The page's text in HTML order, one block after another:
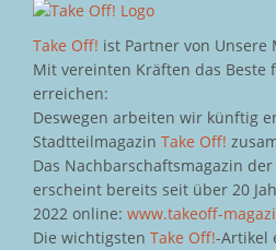
Take Off! ist Partner von Unsere
Mit vereinten Kräften das Beste
erreichen:
Deswegen arbeiten wir künftig
Stadtteilmagazin Take Off!
Das Nachbarschaftsmagazin
erscheint bereits seit über 20
2022 online: www.takeoff-
Die wichtigsten Take Off!-Artikel